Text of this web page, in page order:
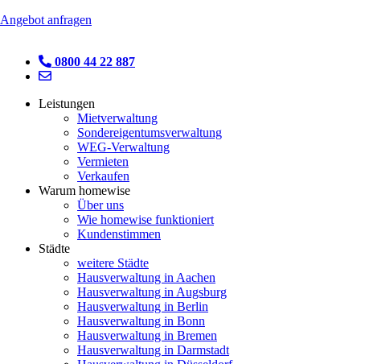
Angebot anfragen
0800 44 22 887
Leistungen
Mietverwaltung
Sondereigentumsverwaltung
WEG-Verwaltung
Vermieten
Verkaufen
Warum homewise
Über uns
Wie homewise funktioniert
Kundenstimmen
Städte
weitere Städte
Hausverwaltung in Aachen
Hausverwaltung in Augsburg
Hausverwaltung in Berlin
Hausverwaltung in Bonn
Hausverwaltung in Bremen
Hausverwaltung in Darmstadt